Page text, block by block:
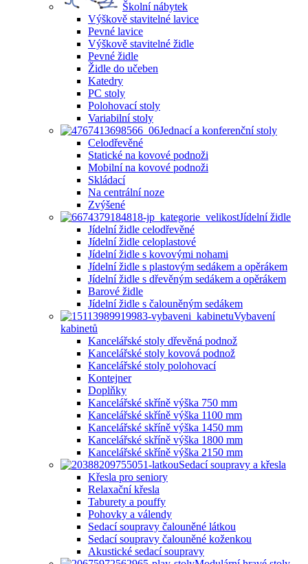
Školní nábytek
Výškově stavitelné lavice
Pevné lavice
Výškově stavitelné židle
Pevné židle
Židle do učeben
Katedry
PC stoly
Polohovací stoly
Variabilní stoly
Jednací a konferenční stoly
Celodřevěné
Statické na kovové podnoži
Mobilní na kovové podnoži
Skládací
Na centrální noze
Zvýšené
Jídelní židle
Jídelní židle celodřevěné
Jídelní židle celoplastové
Jídelní židle s kovovými nohami
Jídelní židle s plastovým sedákem a opěrákem
Jídelní židle s dřevěným sedákem a opěrákem
Barové židle
Jídelní židle s čalouněným sedákem
Vybavení
kabinetů
Kancelářské stoly dřevěná podnož
Kancelářské stoly kovová podnož
Kancelářské stoly polohovací
Kontejner
Doplňky
Kancelářské skříně výška 750 mm
Kancelářské skříně výška 1100 mm
Kancelářské skříně výška 1450 mm
Kancelářské skříně výška 1800 mm
Kancelářské skříně výška 2150 mm
Sedací soupravy a křesla
Křesla pro seniory
Relaxační křesla
Taburety a pouffy
Pohovky a válendy
Sedací soupravy čalouněné látkou
Sedací soupravy čalouněné koženkou
Akustické sedací soupravy